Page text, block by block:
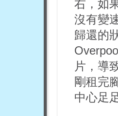
右，如
沒有變
歸還的
片，導
剛租完
中心足